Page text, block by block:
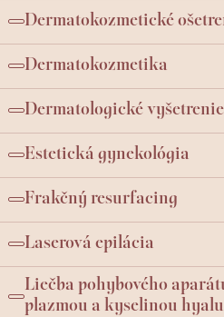
Dermatokozmetické
Dermatokozmetika
Dermatologické vyšetrenie
Estetická gynekológia
Frakčný resurfacing
Laserová epilácia
Liečba pohybového
plazmou a kyselinou